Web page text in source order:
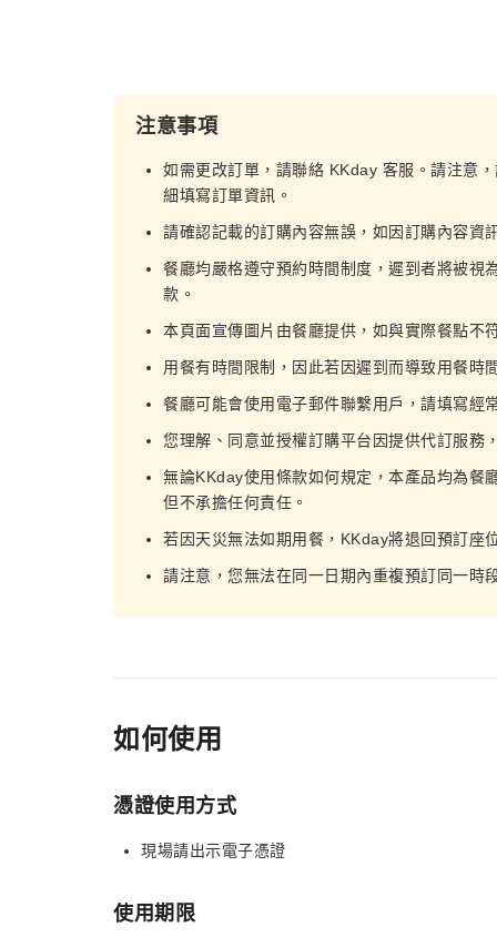
注意事項
如需更改訂單，請聯絡 KKday 客服。請注意
細填寫訂單資訊。
請確認記載的訂購內容無誤，如因訂購內容資
餐廳均嚴格遵守預約時間制度，遲到者將被視
款。
本頁面宣傳圖片由餐廳提供，如與實際餐點不
用餐有時間限制，因此若因遲到而導致用餐時
餐廳可能會使用電子郵件聯繫用戶，請填寫經
您理解、同意並授權訂購平台因提供代訂服務
無論KKday使用條款如何規定，本產品均為餐
但不承擔任何責任。
若因天災無法如期用餐，KKday將退回預訂座
請注意，您無法在同一日期內重複預訂同一時
如何使用
憑證使用方式
現場請出示電子憑證
使用期限